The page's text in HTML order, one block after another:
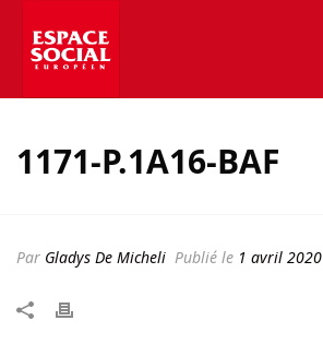
1171-P.1A16-BAF
Par Gladys De Micheli Publié le 1 avril 2020